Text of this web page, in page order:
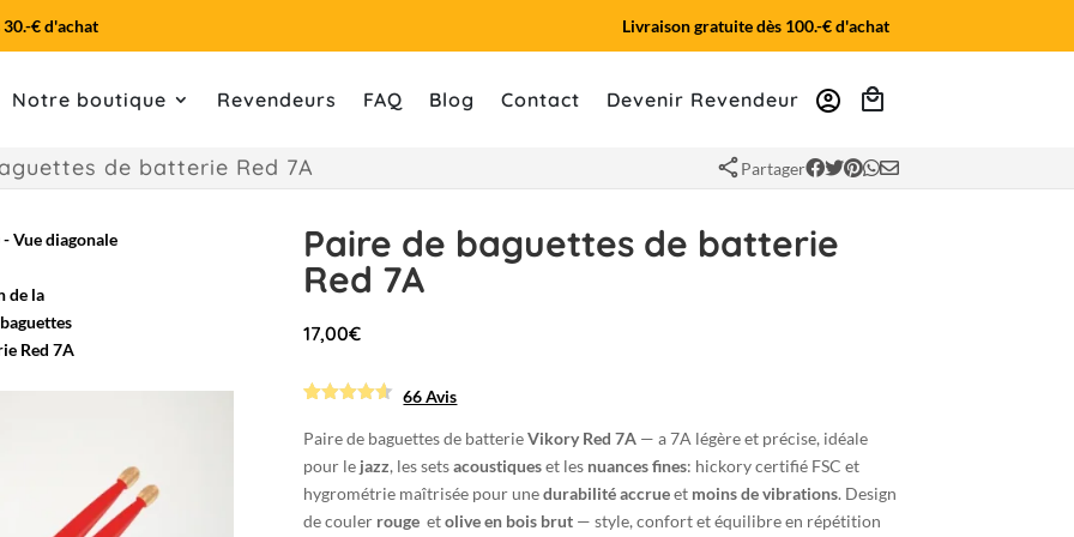
€ d'achat Livraison gratuite dès 100.-€ d'achat
Notre boutique Revendeurs FAQ Blog Contact Devenir Revendeur account_circle
de batterie Red 7A sharePartager
Paire de baguettes de batterie
Red 7A
17,00€
4.59090909
09091 sur
5 basé
notations
client
66 Avis
Paire de baguettes de batterieVikory Red 7A— a 7A légère et précise, idéale
pour le jazz, les setsacoustiqueset les nuances fines: hickory certifié FSC et
hygrométrie maîtrisée pour unedurabilité accrueet moins de vibrations. Design
de couler rougeetolive en bois brut— style, confort et équilibre en répétition